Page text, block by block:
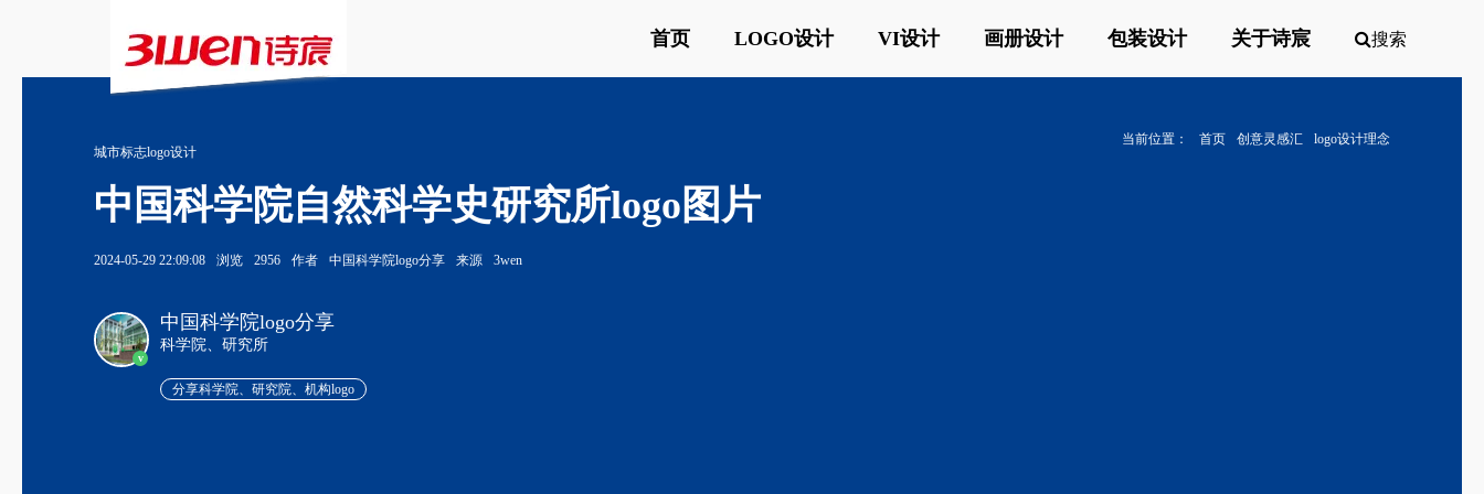
首页 LOGO设计 VI设计 画册设计 包装设计 关于诗宸 搜索
当前位置： 首页 创意灵感汇
logo设计理念
城市标志logo设计
中国科学院自然科学史研究所logo图片
2024-05-29 22:09:08 浏览 2956 作者 中国科学院logo分享 来源 3wen
v
中国科学院logo分享
科学院、研究所
分享科学院、研究院、机构logo